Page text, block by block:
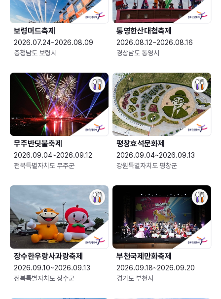
보령머드축제
2026.07.24~2026.08.09
충청남도 보령시
통영한산대첩축제
2026.08.12~2026.08.16
경상남도 통영시
무주반딧불축제
2026.09.04~2026.09.12
전북특별자치도 무주군
평창효석문화제
2026.09.04~2026.09.13
강원특별자치도 평창군
장수한우랑사과랑축제
2026.09.10~2026.09.13
전북특별자치도 장수군
부천국제만화축제
2026.09.18~2026.09.20
경기도 부천시